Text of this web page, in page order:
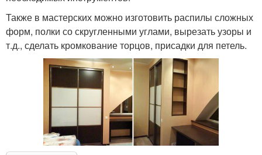
Также в мастерских можно изготовить распилы сложных
форм, полки со скругленными углами, вырезать узоры и
т.д., сделать кромкование торцов, присадки для петель.